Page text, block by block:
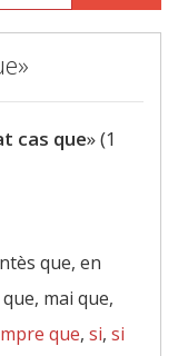
cas que» (1
que, en
mai que,
que, si, si